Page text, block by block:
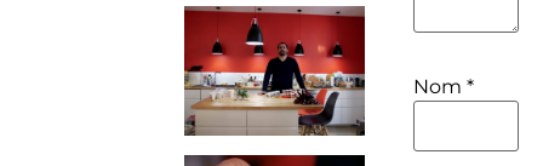
Nom *